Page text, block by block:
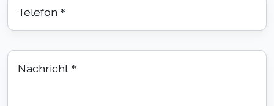
Telefon *
Nachricht *